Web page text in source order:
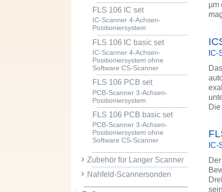
FLS 106 IC set
IC-Scanner 4-Achsen-
Positioniersystem
FLS 106 IC basic set
IC-Scanner 4-Achsen-
Positioniersystem ohne
Software CS-Scanner
FLS 106 PCB set
PCB-Scanner 3-Achsen-
Positioniersystem
FLS 106 PCB basic set
PCB-Scanner 3-Achsen-
Positioniersystem ohne
Software CS-Scanner
Zubehör für Langer Scanner
Nahfeld-Scannersonden
µm
IC-